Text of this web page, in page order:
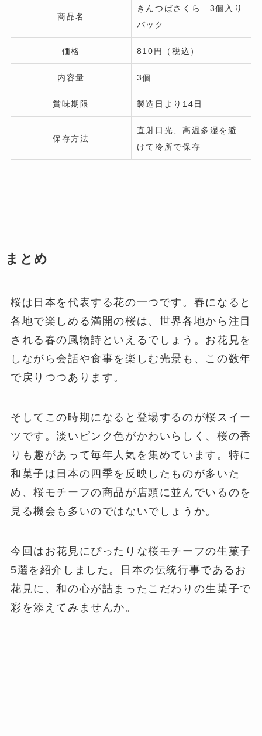
商品名
きんつばさくら 3個入り
パック
価格 810円（税込）
内容量 3個
賞味期限 製造日より14日
保存方法
直射日光、高温多湿を避
けて冷所で保存
まとめ
桜は日本を代表する花の一つです。春になると
各地で楽しめる満開の桜は、世界各地から注目
される春の風物詩といえるでしょう。お花見を
しながら会話や食事を楽しむ光景も、この数年
で戻りつつあります。
そしてこの時期になると登場するのが桜スイー
ツです。淡いピンク色がかわいらしく、桜の香
りも趣があって毎年人気を集めています。特に
和菓子は日本の四季を反映したものが多いた
め、桜モチーフの商品が店頭に並んでいるのを
見る機会も多いのではないでしょうか。
今回はお花見にぴったりな桜モチーフの生菓子
5選を紹介しました。日本の伝統行事であるお
花見に、和の心が詰まったこだわりの生菓子で
彩を添えてみませんか。